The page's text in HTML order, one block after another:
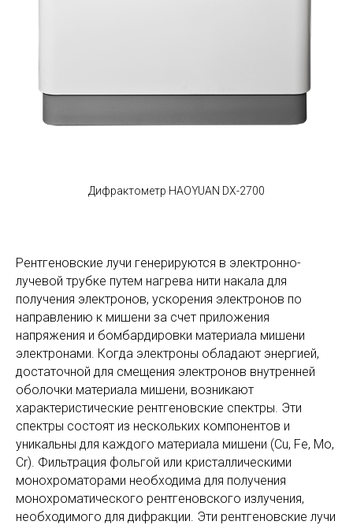
Дифрактометр HAOYUAN DX-2700
Рентгеновские лучи генерируются в электронно-